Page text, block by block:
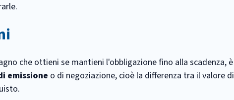
che ottieni se mantieni l'obbligazione fino alla scadenza, è
emissione o di negoziazione, cioè la differenza tra il valore di